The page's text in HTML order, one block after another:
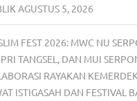
AGUSTUS 5, 2026
FEST 2026: MWC NU
TANGSEL, DAN MUI
RAYAKAN
ISTIGASAH DAN FESTIVAL